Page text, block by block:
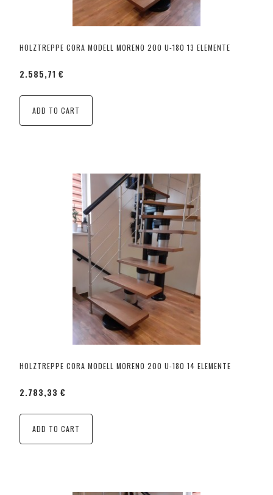
HOLZTREPPE CORA MODELL MORENO 200 U-180 13 ELEMENTE
2.585,71 €
ADD TO CART
HOLZTREPPE CORA MODELL MORENO 200 U-180 14 ELEMENTE
2.783,33 €
ADD TO CART